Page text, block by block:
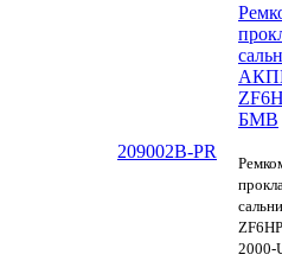
209002B-PR
БМВ
2000-